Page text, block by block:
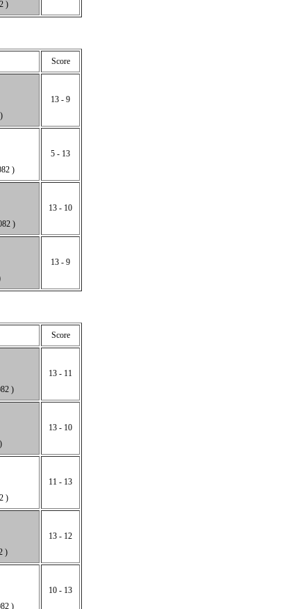
)
Score
13 - 9
)
5 - 13
)
13 - 10
13 - 9
Score
)
13 - 11
13 - 10
)
11 - 13
)
13 - 12
)
10 - 13